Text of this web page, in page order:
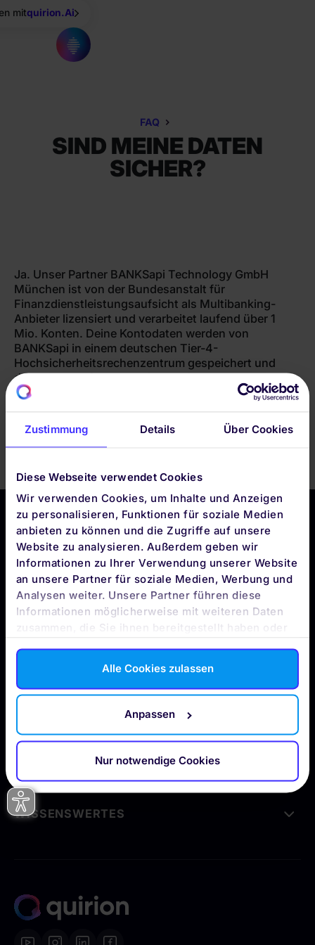
Zustimmung Details Über Cookies
Diese Webseite verwendet Cookies
Wir verwenden Cookies, um Inhalte und Anzeigen
zu personalisieren, Funktionen für soziale Medien
anbieten zu können und die Zugriffe auf unsere
Website zu analysieren. Außerdem geben wir
Informationen zu Ihrer Verwendung unserer Website
an unsere Partner für soziale Medien, Werbung und
Analysen weiter. Unsere Partner führen diese
Informationen möglicherweise mit weiteren Daten
zusammen, die Sie ihnen bereitgestellt haben oder
Buttons willigen Sie gem. Art. 49 Abs. 1 DSGVO ein,
dass auch Anbieter in den USA Ihre Daten
verarbeiten. Es ist möglich, dass die übermittelten
Alle Cookies zulassen
Anpassen
Nur notwendige Cookies
mitquirion.Ai
FAQ
SIND MEINE DATEN
SICHER?
Ja. Unser Partner BANKSapi Technology GmbH
München ist von der Bundesanstalt für
Finanzdienstleistungsaufsicht als Multibanking-
Anbieter lizensiert und verarbeitet laufend über 1
Mio. Konten. Deine Kontodaten werden von
BANKSapi in einem deutschen Tier-4-
Hochsicherheitsrechenzentrum gespeichert und
durch State-of-the-Art-Sicherheitsmaßnahmen
geschützt. Deine Konto- und Zugangsdaten werden
Multibanking-Funktionen jederzeit deaktivieren, alle
deine Kontodaten werden dann gelöscht.
DIE QUIRION APP
BLEIBE
APP-TO-DATE
PRODUKTE
UNTERNEHMEN
WISSENSWERTES